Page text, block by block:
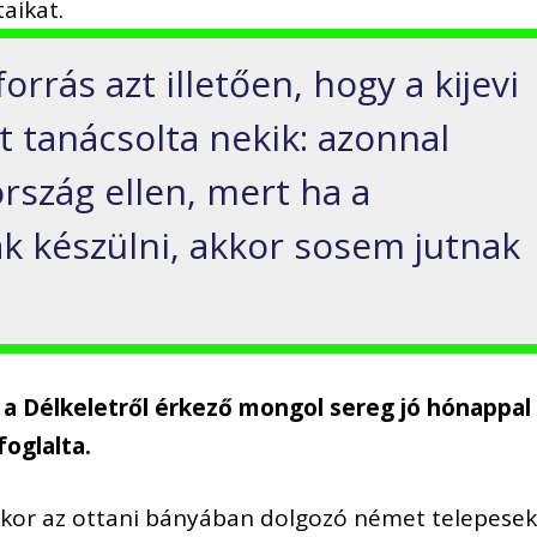
azt illetően, hogy a kijevi
tanácsolta nekik: azonnal
ellen, mert ha a
készülni, akkor sosem jutnak
Délkeletről érkező mongol sereg jó hónappal
az ottani bányában dolgozó német telepesek